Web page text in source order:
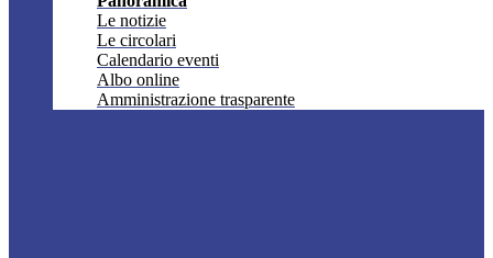
Le notizie
Le circolari
Calendario eventi
Albo online
Amministrazione trasparente